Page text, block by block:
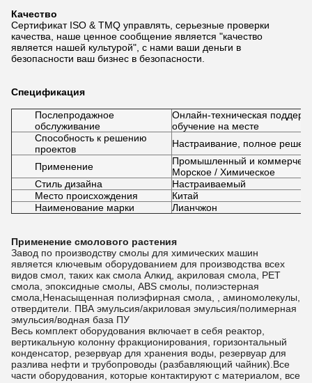
Качество
Сертификат ISO & TMQ управлять, серьезные проверки
качества, наше ценное сообщение является "качество
является нашей культурой", с нами ваши деньги в
безопасности ваш бизнес в безопасности.
Спецификация
Послепродажное
обслуживание
Онлайн-техническая
обучение на месте
Способность к решению
проектов
Настраивание, полное
Применение
Промышленный и
Морское / Химическое
Стиль дизайна
Настраиваемый
Место происхождения
Китай
Наименование марки
Лианчжон
Применение смолового растения
Завод по производству смолы для химических машин
является ключевым оборудованием для производства всех
видов смол, таких как смола Алкид, акриловая смола, PET
смола, эпоксидные смолы, ABS смолы, полиэстерная
смола,Ненасыщенная полиэфирная смола, , аминомолекулы,
отвердители. ПВА эмульсия/акриловая эмульсия/полимерная
эмульсия/водная база ПУ
Весь комплект оборудования включает в себя реактор,
вертикальную колонну фракционирования, горизонтальный
конденсатор, резервуар для хранения воды, резервуар для
разлива нефти и трубопроводы (разбавляющий чайник).Все
части оборудования, которые контактируют с материалом, все